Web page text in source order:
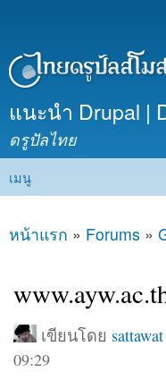
เนื้
แนะนำ Drupal |
ดรูปัลไทย
Main menu
เมนู
คุณอยู่ที่นี่
หน้าแรก » Forums »
เขียนโดย sattawat
09:29